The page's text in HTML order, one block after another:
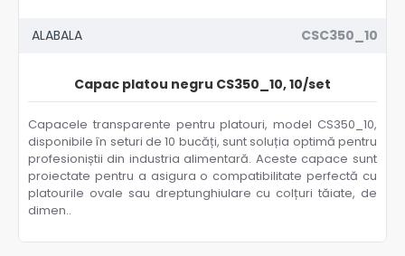
ALABALA CSC350_10
Capac platou negru CS350_10, 10/set
Capacele transparente pentru platouri, model CS350_10,
disponibile în seturi de 10 bucăți, sunt soluția optimă pentru
profesioniștii din industria alimentară. Aceste capace sunt
proiectate pentru a asigura o compatibilitate perfectă cu
platourile ovale sau dreptunghiulare cu colțuri tăiate, de
dimen..